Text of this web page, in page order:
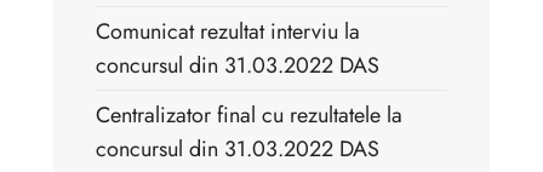
Comunicat rezultat interviu la
concursul din 31.03.2022 DAS
Centralizator final cu rezultatele la
concursul din 31.03.2022 DAS